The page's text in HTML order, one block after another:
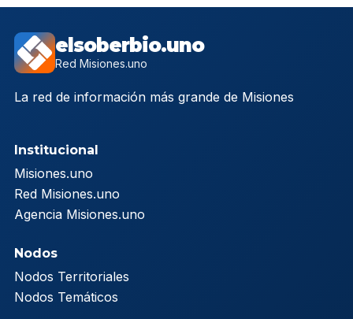
elsoberbio.uno
Red Misiones.uno
La red de información más grande de Misiones
Institucional
Misiones.uno
Red Misiones.uno
Agencia Misiones.uno
Nodos
Nodos Territoriales
Nodos Temáticos